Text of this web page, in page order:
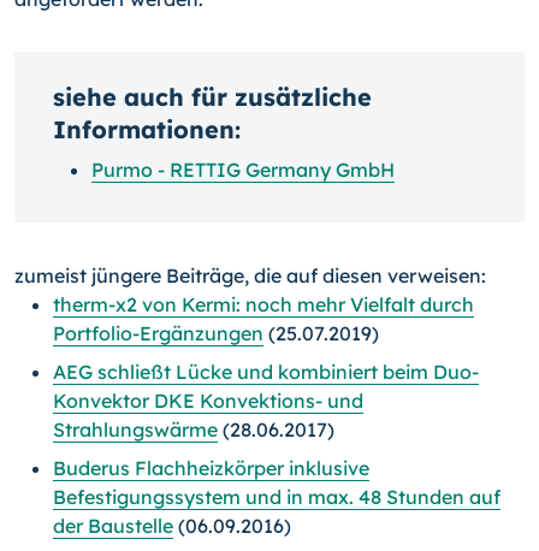
siehe auch für zusätzliche
Informationen:
Purmo - RETTIG Germany GmbH
zumeist jüngere Beiträge, die auf diesen verweisen:
therm-x2 von Kermi: noch mehr Vielfalt durch
Portfolio-Ergänzungen (25.07.2019)
AEG schließt Lücke und kombiniert beim Duo-
Konvektor DKE Konvektions- und
Strahlungswärme (28.06.2017)
Buderus Flachheizkörper inklusive
Befestigungssystem und in max. 48 Stunden auf
der Baustelle (06.09.2016)